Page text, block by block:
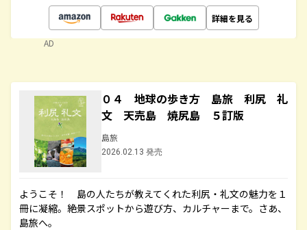
詳細を見る
AD
０４ 地球の歩き方 島旅 利尻 礼
文 天売島 焼尻島 ５訂版
島旅
2026.02.13 発売
ようこそ！ 島の人たちが教えてくれた利尻・礼文の魅力を１
冊に凝縮。絶景スポットから遊び方、カルチャーまで。さあ、
島旅へ。